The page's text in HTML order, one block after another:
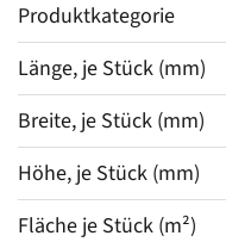
Produktkategorie
Länge, je Stück (mm)
Breite, je Stück (mm)
Höhe, je Stück (mm)
Fläche je Stück (m²)